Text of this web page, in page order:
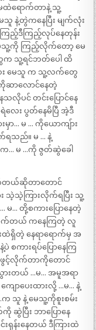
ထဲရောက်တာနဲ့ သူ့
နဲ့တွဲကနေပြီး မျက်လုံး
ည့်ဒီကြည့်လုပ်နေတုန်း
သူ့ကို ကြည့်လိုက်တော့ မေ
က သူ့ရင်ဘတ်ပေါ ထိ
ေး မေသူ က သူ့လက်တွေ
ဆာလောင်နေတဲ့
လိုပင် တင်းပြောင်နေ
ေး ပွတ်နေမိပြီ အဲ့ဒီ
မှာ… မ … ကိုယောကျ်ား
ရသည်။ မ … နဲ့
… မ …ကို ဇွတ်ဆွဲခေါ
တယ်ဆိုတာတောင်
သဲ့သဲ့ကြားလိုက်ရပြီး သူ့
… တို့စကားပြောနေတဲ့
လိုက်တယ် ကနေကြတဲ့ လူ
ရှိတဲ့ နေရာရောက်မှ အ
ကားရပ်ပြောနေကြ
ဖွင့်လိုက်တာကိုတောင်
းတယ် …မ… အမူအရာ
ာပေးထားလို့ …မ… နဲ့
က သူ နဲ့ မေသူ့ကိုစူးစမ်း
ပြီး ဘာပြောနေ
းနေတယ် ဒီကြားထဲ